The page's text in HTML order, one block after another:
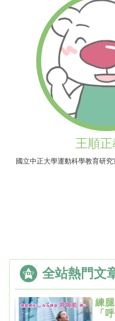
王順
國立中正大學運動科學教育研
全站熱門文
練
「